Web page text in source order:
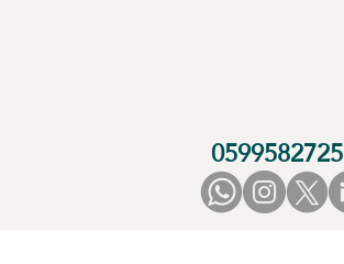
0599582725